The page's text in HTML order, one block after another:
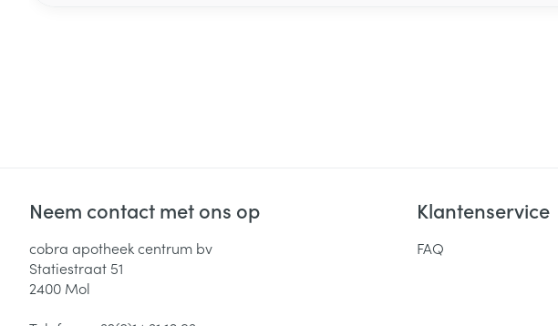
Neem contact met ons op
cobra apotheek centrum bv
Statiestraat 51
2400 Mol
Klantenservice
FAQ